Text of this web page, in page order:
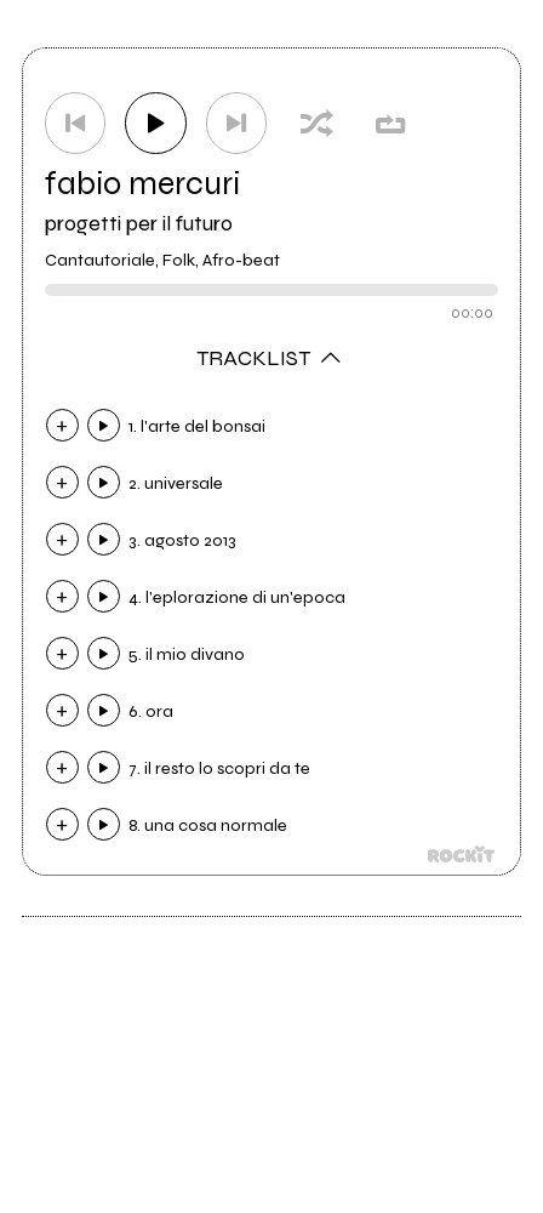
fabio mercuri
progetti per il futuro
Cantautoriale, Folk, Afro-beat
00:00
TRACKLIST
1. l'arte del bonsai
2. universale
3. agosto 2013
4. l'eplorazione di un'epoca
5. il mio divano
6. ora
7. il resto lo scopri da te
8. una cosa normale